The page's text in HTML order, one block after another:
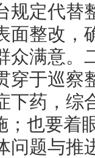
规定代替
面整改，
众满意。
穿于巡察
下药，综
；也要着
问题与推